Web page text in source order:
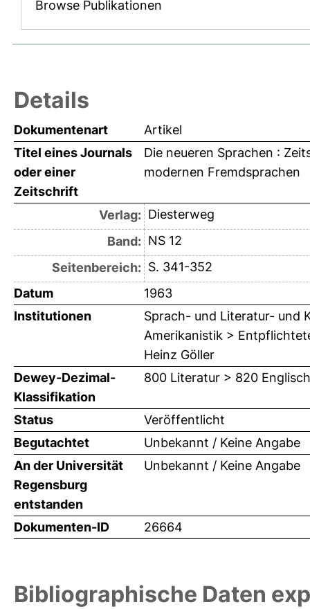
Browse Publikationen
Details
Dokumentenart
Artikel
Titel eines Journals
oder einer
Zeitschrift
Die neueren Sprachen :
modernen Fremdsprachen
Verlag: Diesterweg
Band: NS 12
Seitenbereich: S. 341-352
Datum
1963
Institutionen
Sprach- und Literatur- und
Amerikanistik >
Heinz Göller
Dewey-Dezimal-
Klassifikation
800 Literatur > 820
Status
Veröffentlicht
Begutachtet
Unbekannt / Keine Angabe
An der Universität
Regensburg
entstanden
Unbekannt / Keine Angabe
Dokumenten-ID 26664
Bibliographische Daten